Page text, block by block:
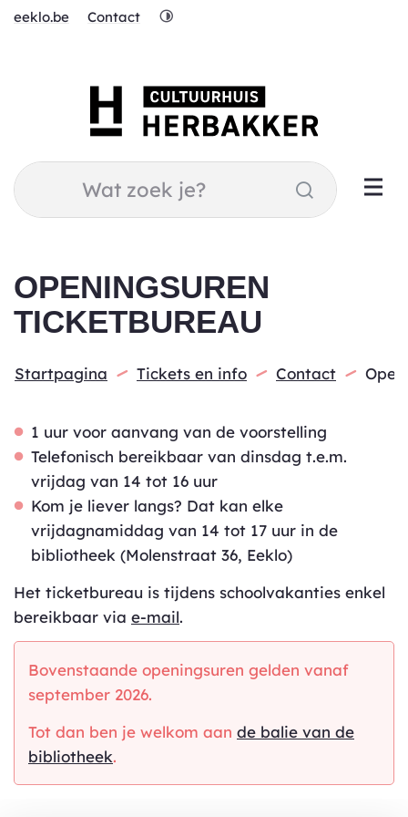
eeklo.be Contact
Cultuurhuis
Herbakker
Wat
zoek
je?
Zoeken
OPENINGSUREN
TICKETBUREAU
Startpagina Tickets en info Contact
1 uur voor aanvang van de voorstelling
Telefonisch bereikbaar van dinsdag t.e.m.
vrijdag van 14 tot 16 uur
Kom je liever langs? Dat kan elke
vrijdagnamiddag van 14 tot 17 uur in de
bibliotheek (Molenstraat 36, Eeklo)
Het ticketbureau is tijdens schoolvakanties enkel
bereikbaar via e-mail.
Bovenstaande openingsuren gelden vanaf
september 2026.
Tot dan ben je welkom aan de balie van de
bibliotheek.